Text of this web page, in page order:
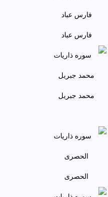
فارس عباد
محمد جبريل
الحصری